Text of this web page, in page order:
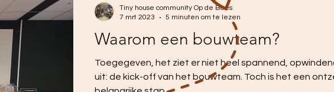
Waarom een bouwteam?
Toegegeven, het ziet er niet heel spannend,
uit: de kick-off van het bouwteam. Toch is het een
Tiny house community Op de Bees
7 mrt 2023
5 minuten om te lezen